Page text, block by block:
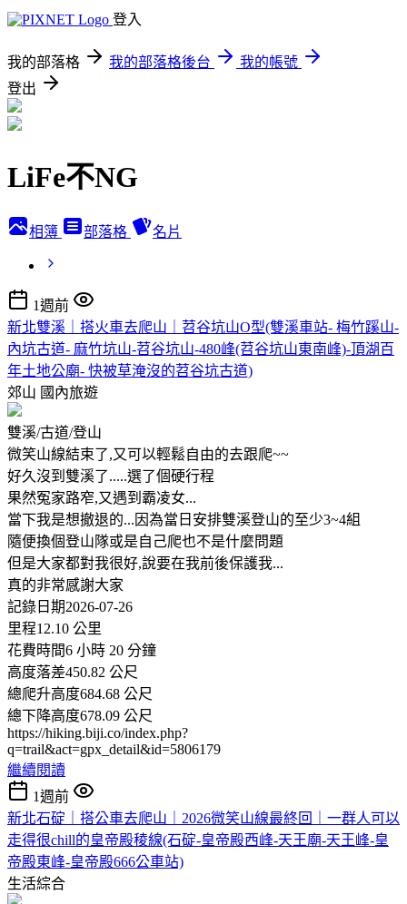
登入
我的部落格 我的部落格後台
我的帳號
登出
LiFe不NG
相簿 部落格 名片
1週前
新北雙溪｜搭火車去爬山｜苕谷坑山O型(雙溪車站- 梅竹蹊山-
內坑古道- 麻竹坑山-苕谷坑山-480峰(苕谷坑山東南峰)-頂湖百
年土地公廟- 快被草淹沒的苕谷坑古道)
郊山 國內旅遊
雙溪/古道/登山
微笑山線結束了,又可以輕鬆自由的去跟爬~~
好久沒到雙溪了.....選了個硬行程
果然冤家路窄,又遇到霸凌女...
當下我是想撤退的...因為當日安排雙溪登山的至少3~4組
隨便換個登山隊或是自己爬也不是什麼問題
但是大家都對我很好,說要在我前後保護我...
真的非常感謝大家
記錄日期2026-07-26
里程12.10 公里
花費時間6 小時 20 分鐘
高度落差450.82 公尺
總爬升高度684.68 公尺
總下降高度678.09 公尺
https://hiking.biji.co/index.php?
q=trail&act=gpx_detail&id=5806179
繼續閱讀
1週前
新北石碇｜搭公車去爬山｜2026微笑山線最終回｜一群人可以
走得很chill的皇帝殿稜線(石碇-皇帝殿西峰-天王廟-天王峰-皇
帝殿東峰-皇帝殿666公車站)
生活綜合